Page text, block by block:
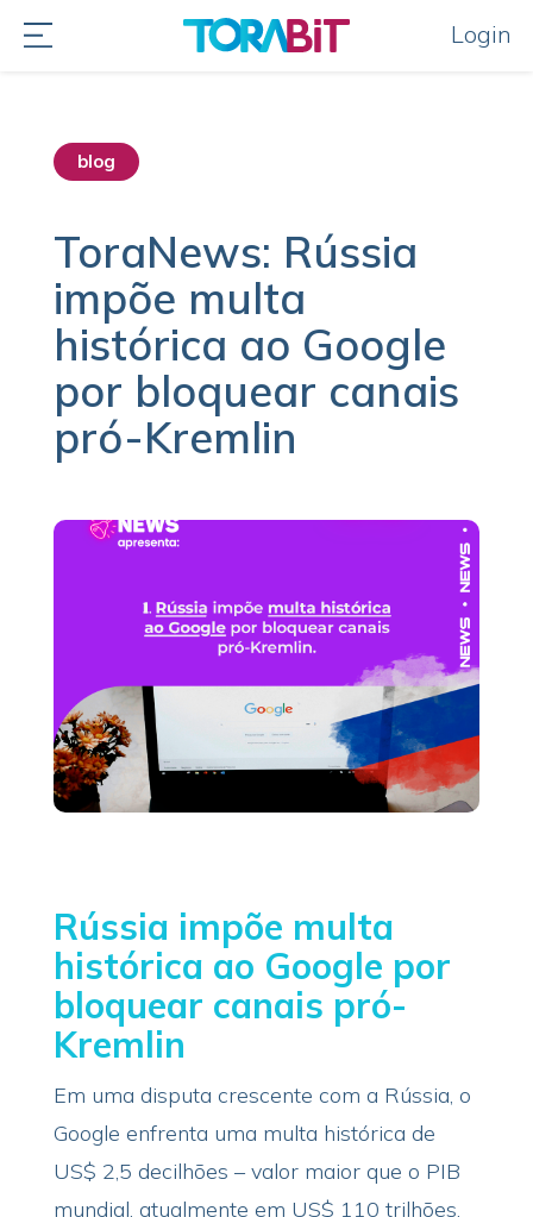
Login
blog
ToraNews: Rússia
impõe multa
histórica ao Google
por bloquear canais
pró-Kremlin
Rússia impõe multa
histórica ao Google por
bloquear canais pró-
Kremlin
Em uma disputa crescente com a Rússia, o
Google enfrenta uma multa histórica de
US$ 2,5 decilhões – valor maior que o PIB
mundial, atualmente em US$ 110 trilhões,